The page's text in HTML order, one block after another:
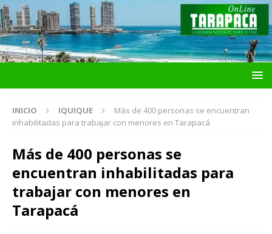
INICIO IQUIQUE
Más de 400 personas se encuentran
inhabilitadas para trabajar con menores en Tarapacá
Más de 400 personas se
encuentran inhabilitadas para
trabajar con menores en
Tarapacá